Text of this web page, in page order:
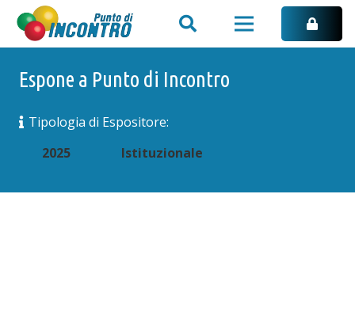
Espone a Punto di Incontro
Tipologia di Espositore:
2025
Istituzionale